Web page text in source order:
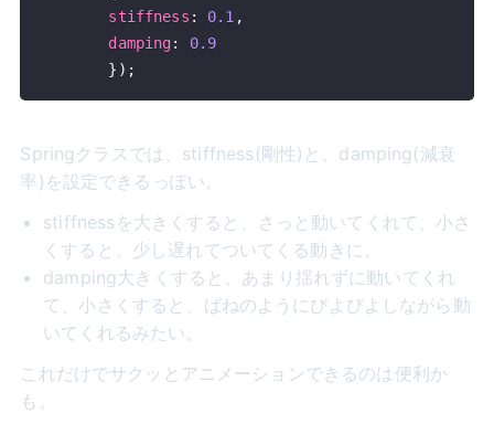
stiffness : 0.1 ,
damping:
0.9
} ) ;
Springクラスでは、stiffness(剛性)と、damping(減衰
率)を設定できるっぽい。
stiffnessを大きくすると、さっと動いてくれて、小さ
くすると、少し遅れてついてくる動きに。
damping大きくすると、あまり揺れずに動いてくれ
て、小さくすると、ばねのようにびよびよしながら動
いてくれるみたい。
これだけでサクッとアニメーションできるのは便利か
も。